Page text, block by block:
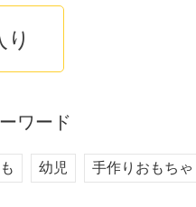
ワード
幼児 手作りおもちゃ